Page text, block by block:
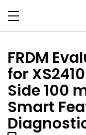
FRDM
for
Side 100
Smart